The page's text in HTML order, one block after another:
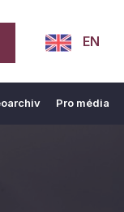
Pro média
EN